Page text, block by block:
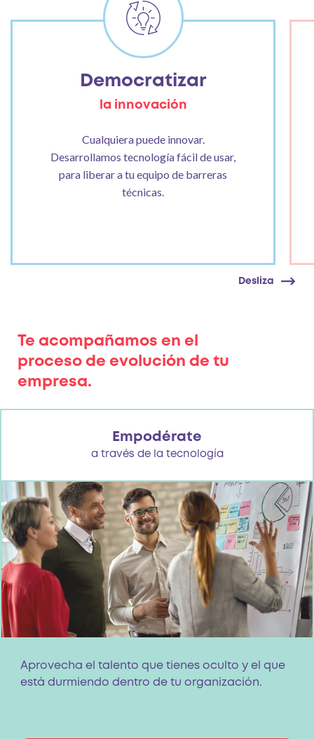
Democratizar
la innovación
Cualquiera puede innovar.
Desarrollamos tecnología fácil de usar,
para liberar a tu equipo de barreras
técnicas.
Desliza
Te acompañamos en el
proceso de evolución de tu
empresa.
Empodérate
a través de la tecnología
Aprovecha el talento que tienes oculto y el que
está durmiendo dentro de tu organización.